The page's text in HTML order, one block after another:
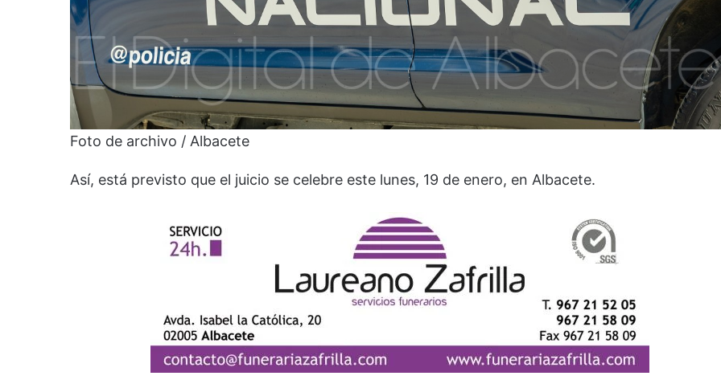
Foto de archivo / Albacete
Así, está previsto que el juicio se celebre este lunes, 19 de enero, en Albacete.